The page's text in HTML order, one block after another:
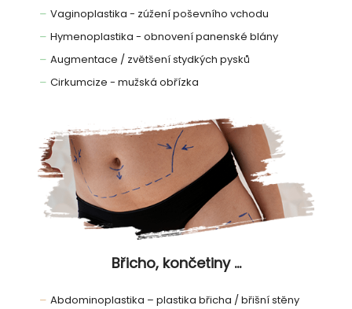
Vaginoplastika - zúžení poševního vchodu
Hymenoplastika - obnovení panenské blány
Augmentace / zvětšení stydkých pysků
Cirkumcize - mužská obřízka
Břicho, končetiny ...
Abdominoplastika – plastika břicha / břišní stěny